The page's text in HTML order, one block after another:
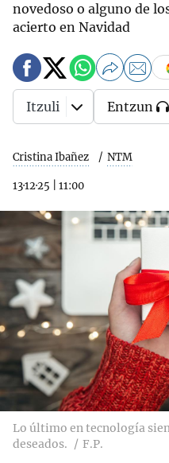
novedoso o alguno de
acierto en Navidad
Cristina Ibañez NTM
13·12·25 11:00
Itzuli Entzun
Lo último en tecnología
deseados.
F.P.